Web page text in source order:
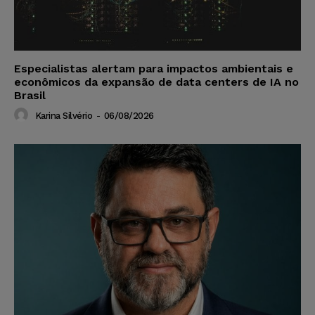
Especialistas alertam para impactos ambientais e
econômicos da expansão de data centers de IA no
Brasil
Karina Silvério - 06/08/2026